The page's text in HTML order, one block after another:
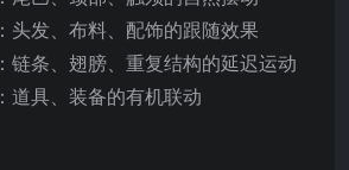
：头发、布料、配饰的跟随效果
：链条、翅膀、重复结构的延迟运动
：道具、装备的有机联动